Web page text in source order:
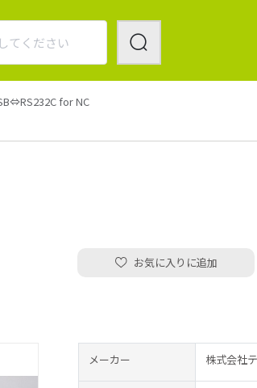
for NC
お気に入りに追加
メーカー 株式会社